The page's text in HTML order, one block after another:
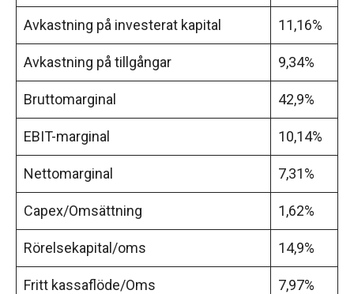
Avkastning på investerat kapital 11,16%
Avkastning på tillgångar 9,34%
Bruttomarginal 42,9%
EBIT-marginal 10,14%
Nettomarginal 7,31%
Capex/Omsättning 1,62%
Rörelsekapital/oms 14,9%
Fritt kassaflöde/Oms 7,97%